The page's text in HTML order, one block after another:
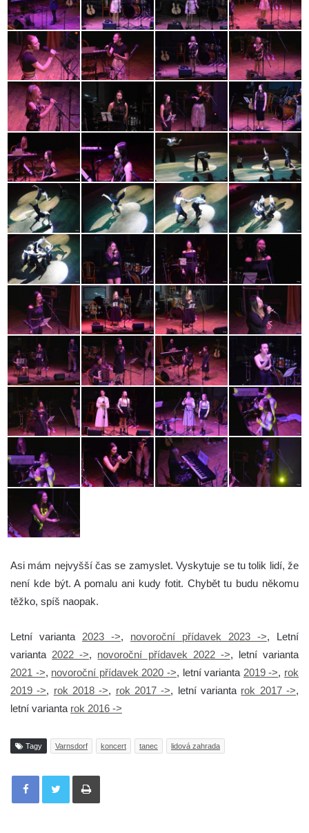
Asi mám nejvyšší čas se zamyslet. Vyskytuje se tu tolik lidí, že
není kde být. A pomalu ani kudy fotit. Chybět tu budu někomu
těžko, spíš naopak.
Letní varianta 2023 ->, novoroční přídavek 2023 ->, Letní
varianta 2022 ->, novoroční přídavek 2022 ->, letní varianta
2021 ->, novoroční přídavek 2020 ->, letní varianta 2019 ->, rok
2019 ->, rok 2018 ->, rok 2017 ->, letní varianta rok 2017 ->,
letní varianta rok 2016 ->
Tagy Varnsdorf koncert tanec lidová zahrada
Tisknout